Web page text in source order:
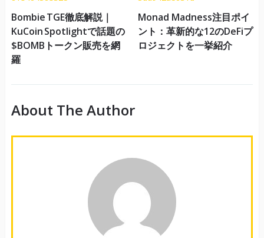
Bombie TGE徹底解説｜
KuCoin Spotlightで話題の
$BOMBトークン販売を網
羅
Monad Madness注目ポイ
ント：革新的な12のDeFiプ
ロジェクトを一挙紹介
About The Author